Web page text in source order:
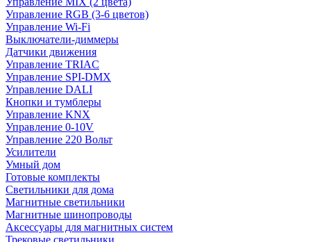
Управление RGB (3-6 цветов)
Управление Wi-Fi
Выключатели-диммеры
Датчики движения
Управление TRIAC
Управление SPI-DMX
Управление DALI
Кнопки и тумблеры
Управление KNX
Управление 0-10V
Управление 220 Вольт
Усилители
Умный дом
Готовые комплекты
Светильники для дома
Магнитные светильники
Магнитные шинопроводы
Аксессуары для магнитных систем
Трековые светильники